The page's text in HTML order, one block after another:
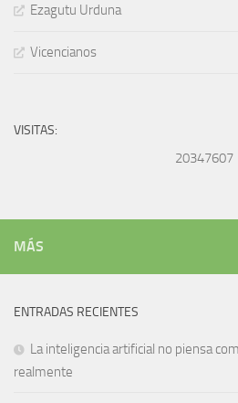
Ezagutu Urduna
Vicencianos
VISITAS:
20347607
MÁS
ENTRADAS RECIENTES
La inteligencia artificial no piensa
realmente